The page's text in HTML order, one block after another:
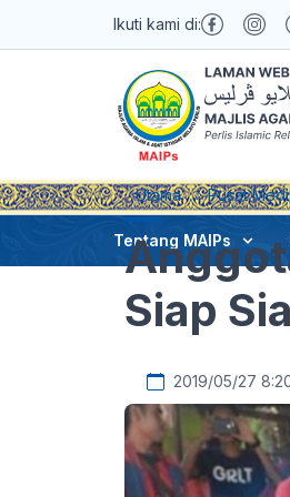
Ikuti kami di:
Tentang MAIPs
Utama Pusat
Siap
2019/05/27